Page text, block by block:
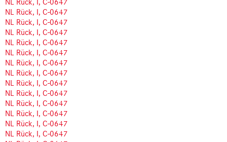
NL Rück, I, C-0647
NL Rück, I, C-0647
NL Rück, I, C-0647
NL Rück, I, C-0647
NL Rück, I, C-0647
NL Rück, I, C-0647
NL Rück, I, C-0647
NL Rück, I, C-0647
NL Rück, I, C-0647
NL Rück, I, C-0647
NL Rück, I, C-0647
NL Rück, I, C-0647
NL Rück, I, C-0647